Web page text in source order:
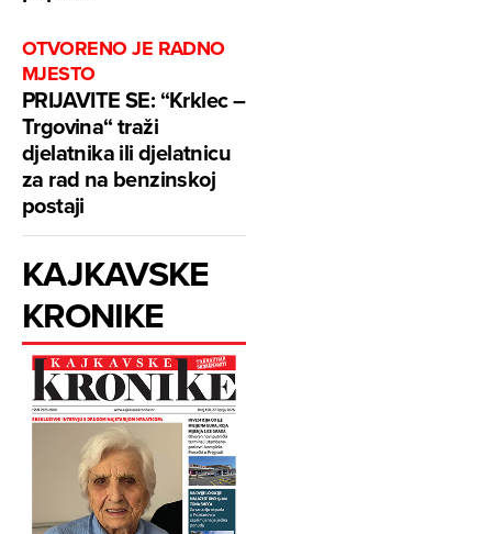
OTVORENO JE RADNO
MJESTO
PRIJAVITE SE: “Krklec –
Trgovina“ traži
djelatnika ili djelatnicu
za rad na benzinskoj
postaji
KAJKAVSKE
KRONIKE